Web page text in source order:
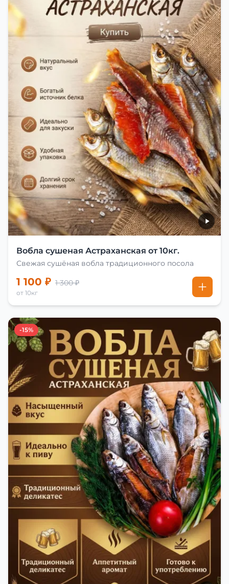
вкусная еда, но и пример того, как можно сочетать
старые рецепты и современные технологии. Её
можно есть с напитками, и это будет очень вкусно.
Вобла сушеная Астраханская от 10кг.
Свежая сушёная вобла традиционного посола
1 100 ₽ 1 300 ₽
от 10кг
-15%